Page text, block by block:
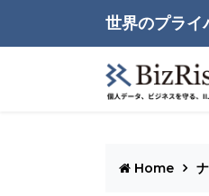
世界のプライ
Home